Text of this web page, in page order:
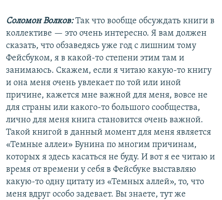
Соломон Волков:Так что вообще обсуждать книги в
коллективе — это очень интересно. Я вам должен
сказать, что обзаведясь уже год с лишним тому
Фейсбуком, я в какой-то степени этим там и
занимаюсь. Скажем, если я читаю какую-то книгу
и она меня очень увлекает по той или иной
причине, кажется мне важной для меня, вовсе не
для страны или какого-то большого сообщества,
лично для меня книга становится очень важной.
Такой книгой в данный момент для меня является
«Темные аллеи» Бунина по многим причинам,
которых я здесь касаться не буду. И вот я ее читаю и
время от времени у себя в Фейсбуке выставляю
какую-то одну цитату из «Темных аллей», то, что
меня вдруг особо задевает. Вы знаете, тут же